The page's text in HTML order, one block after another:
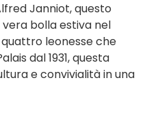
Janniot, questo
bolla estiva nel
leonesse che
dal 1931, questa
e convivialità in una